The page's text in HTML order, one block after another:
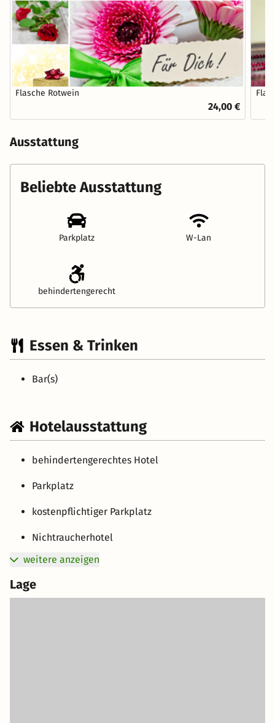
Flasche Rotwein
24,00 €
Ausstattung
Beliebte Ausstattung
Parkplatz W-Lan
behindertengerecht
Essen & Trinken
Bar(s)
Hotelausstattung
behindertengerechtes Hotel
Parkplatz
kostenpflichtiger Parkplatz
Nichtraucherhotel
weitere anzeigen
Lage